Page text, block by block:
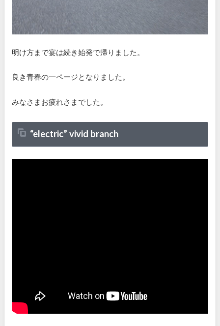
明け方まで宴は続き始発で帰りました。
良き青春の一ページとなりました。
みなさまお疲れさまでした。
“electric” vivid branch